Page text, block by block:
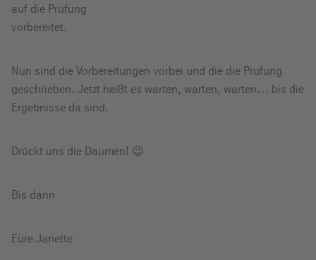
auf die Prüfung
vorbereitet.
Nun sind die Vorbereitungen vorbei und die die Prüfung
geschrieben. Jetzt heißt es warten, warten, warten… bis die
Ergebnisse da sind.
Drückt uns die Daumen! 😉
Bis dann
Eure Janette